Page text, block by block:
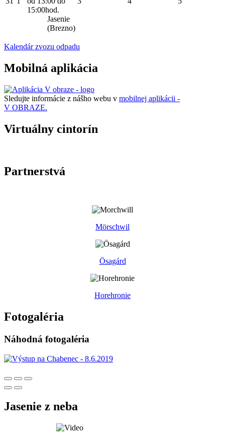
15:00hod.
Jasenie
(Brezno)
Kalendár zvozu odpadu
Mobilná aplikácia
Sledujte informácie z nášho webu v mobilnej aplikácii -
V OBRAZE.
Virtuálny cintorín
Partnerstvá
Mörschwil
Ösagárd
Horehronie
Fotogaléria
Náhodná fotogaléria
Jasenie z neba